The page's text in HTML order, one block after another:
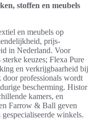
stoffen en meubels
en meubels op
prijs-
in Nederland. Voor
keuzes; Flexa Pure
en verkrijgbaarheid bij
professionals wordt
bescherming. Histor
kamers, en
Farrow & Ball geven
winkels.